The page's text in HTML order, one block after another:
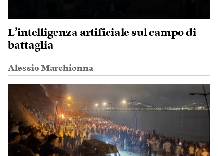
L’intelligenza artificiale sul campo di
battaglia
Alessio Marchionna